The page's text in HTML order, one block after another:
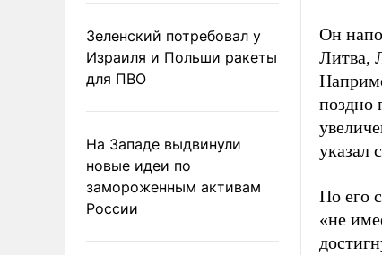
Зеленский потребовал у
Израиля и Польши ракеты
для ПВО
На Западе выдвинули
новые идеи по
замороженным активам
России
Он
Литва,
поздно
указал
По его
«не